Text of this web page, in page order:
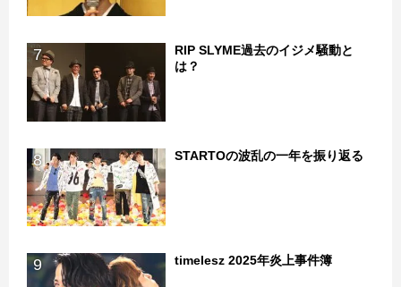
7
RIP SLYME過去のイジメ騒動と
は？
8 STARTOの波乱の一年を振り返る
9 timelesz 2025年炎上事件簿